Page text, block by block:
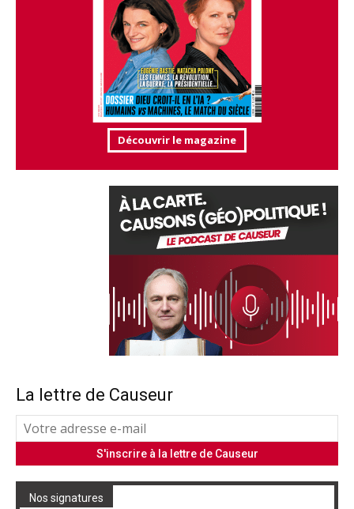
Découvrir le magazine
La lettre de Causeur
Nos signatures